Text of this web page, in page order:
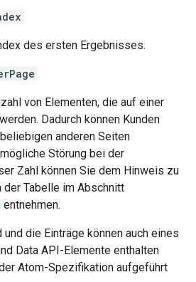
des ersten Ergebnisses.
von Elementen, die auf einer
Dadurch können Kunden
anderen Seiten
Störung bei der
Zahl können Sie dem Hinweis zu
der Tabelle im Abschnitt
entnehmen.
die Einträge können auch eines
Data API-Elemente enthalten
Atom-Spezifikation aufgeführt